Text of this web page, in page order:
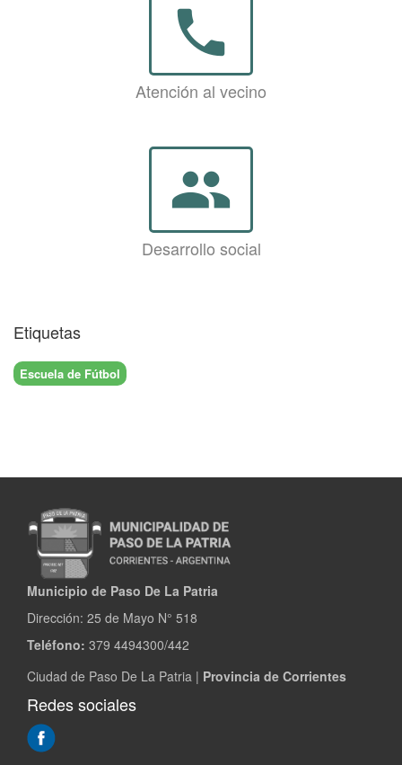
phone
Atención al vecino
group
Desarrollo social
Etiquetas
Escuela de Fútbol
Municipio de Paso De La Patria
Dirección: 25 de Mayo N° 518
Teléfono: 379 4494300/442
Ciudad de Paso De La Patria | Provincia de Corrientes
Redes sociales